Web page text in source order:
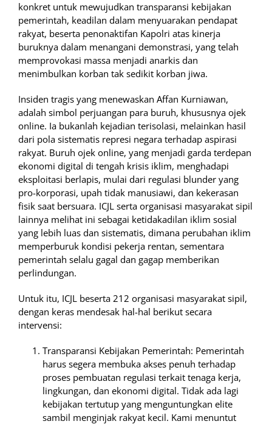
konkret untuk mewujudkan transparansi kebijakan
pemerintah, keadilan dalam menyuarakan pendapat
rakyat, beserta penonaktifan Kapolri atas kinerja
buruknya dalam menangani demonstrasi, yang telah
memprovokasi massa menjadi anarkis dan
menimbulkan korban tak sedikit korban jiwa.
Insiden tragis yang menewaskan Affan Kurniawan,
adalah simbol perjuangan para buruh, khususnya ojek
online. Ia bukanlah kejadian terisolasi, melainkan hasil
dari pola sistematis represi negara terhadap aspirasi
rakyat. Buruh ojek online, yang menjadi garda terdepan
ekonomi digital di tengah krisis iklim, menghadapi
eksploitasi berlapis, mulai dari regulasi blunder yang
pro-korporasi, upah tidak manusiawi, dan kekerasan
fisik saat bersuara. ICJL serta organisasi masyarakat sipil
lainnya melihat ini sebagai ketidakadilan iklim sosial
yang lebih luas dan sistematis, dimana perubahan iklim
memperburuk kondisi pekerja rentan, sementara
pemerintah selalu gagal dan gagap memberikan
perlindungan.
Untuk itu, ICJL beserta 212 organisasi masyarakat sipil,
dengan keras mendesak hal-hal berikut secara
intervensi:
Transparansi Kebijakan Pemerintah: Pemerintah
harus segera membuka akses penuh terhadap
proses pembuatan regulasi terkait tenaga kerja,
lingkungan, dan ekonomi digital. Tidak ada lagi
kebijakan tertutup yang menguntungkan elite
sambil menginjak rakyat kecil. Kami menuntut